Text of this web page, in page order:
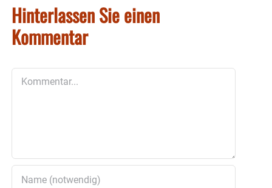
Hinterlassen Sie einen
Kommentar